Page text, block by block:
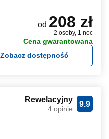
od 208 zł
2 osoby, 1 noc
Cena gwarantowana
Zobacz dostępność
9.9
Rewelacyjny
4 opinie